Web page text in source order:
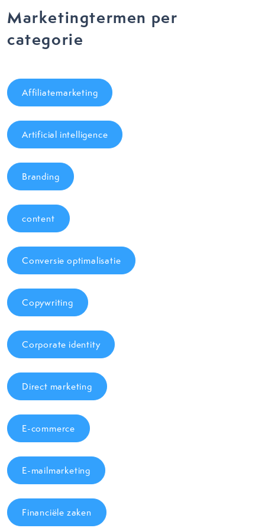
Marketingtermen per
categorie
Affiliatemarketing
Artificial intelligence
Branding
content
Conversie optimalisatie
Copywriting
Corporate identity
Direct marketing
E-commerce
E-mailmarketing
Financiële zaken